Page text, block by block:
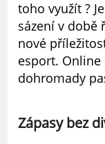
toho využít ?
sázení v době
nové
esport. Online
dohromady
Zápasy bez